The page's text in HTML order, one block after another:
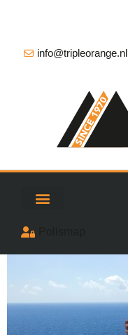
info@tripleorange.nl